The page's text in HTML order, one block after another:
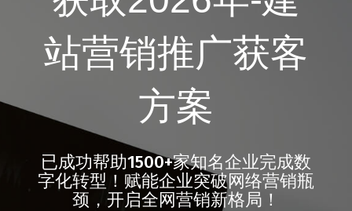
站营销推广获客
方案
已成功帮助1500+家知名企业完成数
字化转型！赋能企业突破网络营销瓶
颈，开启全网营销新格局！